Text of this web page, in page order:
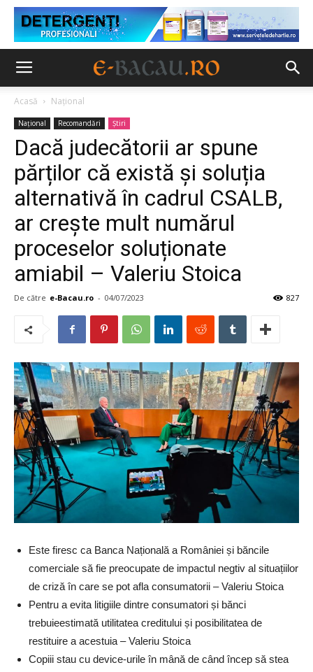
Acasă Național
Național Recomandări Ştiri
Dacă judecătorii ar spune
părților că există și soluția
alternativă în cadrul CSALB,
ar crește mult numărul
proceselor soluționate
amiabil – Valeriu Stoica
De către e-Bacau.ro - 04/07/2023 827
Este firesc ca Banca Națională a României și băncile
comerciale să fie preocupate de impactul negtiv al situațiilor
de criză în care se pot afla consumatorii – Valeriu Stoica
Pentru a evita litigiile dintre consumatori și bănci
trebuieestimată utilitatea creditului și posibilitatea de
restituire a acestuia – Valeriu Stoica
Copiii stau cu device-urile în mână de când încep să stea